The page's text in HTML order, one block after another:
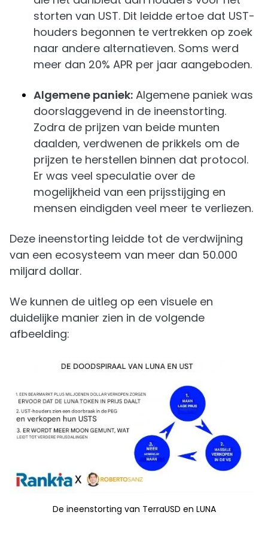
storten van UST. Dit leidde ertoe dat UST-
houders begonnen te vertrekken op zoek
naar andere alternatieven. Soms werd
meer dan 20% APR per jaar aangeboden.
Algemene paniek: Algemene paniek was
doorslaggevend in de ineenstorting.
Zodra de prijzen van beide munten
daalden, verdwenen de prikkels om de
prijzen te herstellen binnen dat protocol.
Er was veel speculatie over de
mogelijkheid van een prijsstijging en
mensen eindigden veel meer te verliezen.
Deze ineenstorting leidde tot de verdwijning
van een ecosysteem van meer dan 50.000
miljard dollar.
We kunnen de uitleg op een visuele en
duidelijke manier zien in de volgende
afbeelding:
De ineenstorting van TerraUSD en LUNA